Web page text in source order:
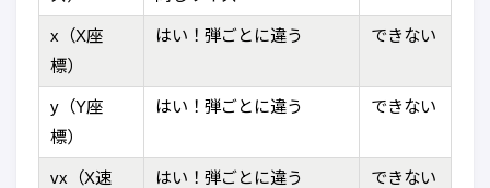
x（X座
標）
はい！弾ごとに違う できない
y（Y座
標）
はい！弾ごとに違う できない
vx（X速
はい！弾ごとに違う できない